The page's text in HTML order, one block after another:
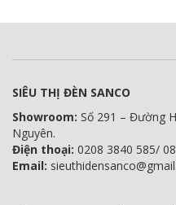
SIÊU THỊ ĐÈN SANCO
Showroom: Số 291 – Đường
Nguyên.
Điện thoại: 0208 3840 585/
Email: